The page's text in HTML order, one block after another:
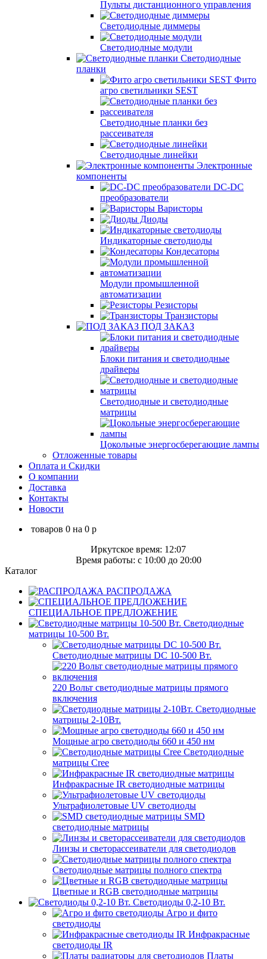
Пульты дистанционного управления
Светодиодные диммеры
Светодиодные модули
Светодиодные
планки
Фито
агро светильники SEST
Светодиодные планки без
рассеивателя
Светодиодные линейки
Электронные
компоненты
DC-DC
преобразователи
Варисторы
Диоды
Индикаторные светодиоды
Кондесаторы
Модули промышленной
автоматизации
Резисторы
Транзисторы
ПОД ЗАКАЗ
Блоки питания и светодиодные
драйверы
Светодиодные и светодиодные
матрицы
Цокольные энергосберегающие лампы
Отложенные товары
Оплата и Скидки
О компании
Доставка
Контакты
Новости
товаров 0 на 0 p
Иркутское время: 12:07
Время работы: c 10:00 до 20:00
Каталог
РАСПРОДАЖА
СПЕЦИАЛЬНОЕ ПРЕДЛОЖЕНИЕ
Светодиодные
матрицы 10-500 Вт.
Светодиодные матрицы DC 10-500 Вт.
220 Вольт cветодиодные матрицы прямого
включения
Светодиодные
матрицы 2-10Вт.
Мощные агро светодиоды 660 и 450 нм
Светодиодные
матрицы Cree
Инфракрасные IR светодиодные матрицы
Ультрафиолетовые UV светодиоды
SMD
светодиодные матрицы
Линзы и светорассеиватели для светодиодов
Светодиодные матрицы полного спектра
Цветные и RGB светодиодные матрицы
Светодиоды 0,2-10 Вт.
Агро и фито
светодиоды
Инфракрасные
светодиоды IR
Платы